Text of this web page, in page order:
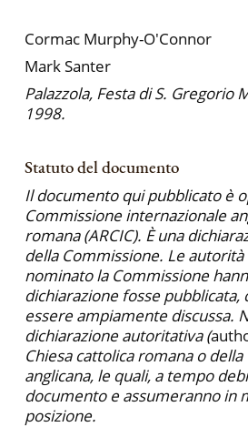
Cormac Murphy-O'Connor
Mark Santer
Palazzola, Festa di S. Gregorio
1998.
Statuto del documento
Il documento qui pubblicato è
Commissione internazionale
romana (ARCIC). È una
della Commissione. Le autorità
nominato la Commissione
dichiarazione fosse pubblicata,
essere ampiamente discussa.
dichiarazione autoritativa (
Chiesa cattolica romana o
anglicana, le quali, a tempo
documento e assumeranno in
posizione.